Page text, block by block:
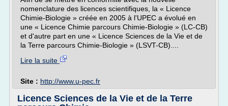
nomenclature des licences scientifiques, la « Licence
Chimie-Biologie » créée en 2005 à l'UPEC a évolué en
une « Licence Chimie parcours Chimie-Biologie » (LC-CB)
et d'autre part en une « Licence Sciences de la Vie et de
la Terre parcours Chimie-Biologie » (LSVT-CB)....
Lire la suite
Site : http://www.u-pec.fr
Licence Sciences de la Vie et de la Terre